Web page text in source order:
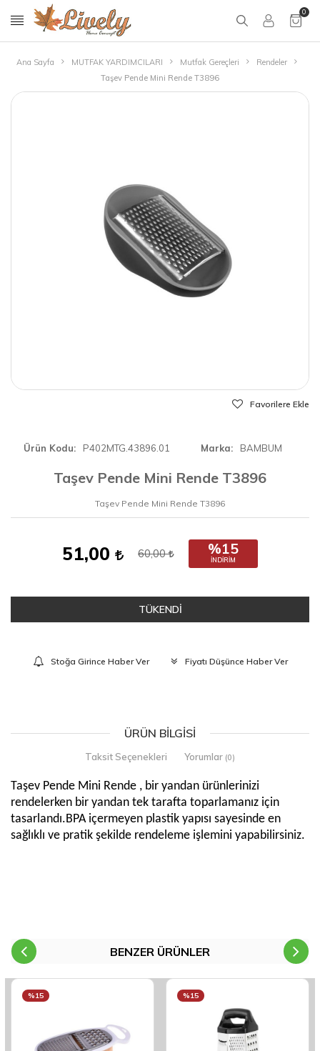
0
Ana Sayfa MUTFAK YARDIMCILARI Mutfak Gereçleri
Rendeler
Taşev Pende Mini Rende T3896
Favorilere Ekle
Ürün Kodu P402MTG.43896.01 Marka BAMBUM
Taşev Pende Mini Rende T3896
Taşev Pende Mini Rende T3896
51,00 60,00 %15
İNDIRIM
TÜKENDİ
Stoğa Girince Haber Ver Fiyatı Düşünce Haber Ver
ÜRÜN BILGISI
Taksit Seçenekleri Yorumlar (0)
Taşev Pende Mini Rende , bir yandan ürünlerinizi
rendelerken bir yandan tek tarafta toparlamanız için
tasarlandı.BPA içermeyen plastik yapısı sayesinde en
sağlıklı ve pratik şekilde rendeleme işlemini yapabilirsiniz.
BENZER ÜRÜNLER
%15 %15